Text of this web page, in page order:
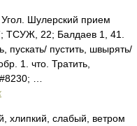
Шулерский прием
ТСУЖ, 22; Балдаев 1, 41.
пускать/ пустить, швырять/
1. что. Тратить,
…
хлипкий, слабый, ветром